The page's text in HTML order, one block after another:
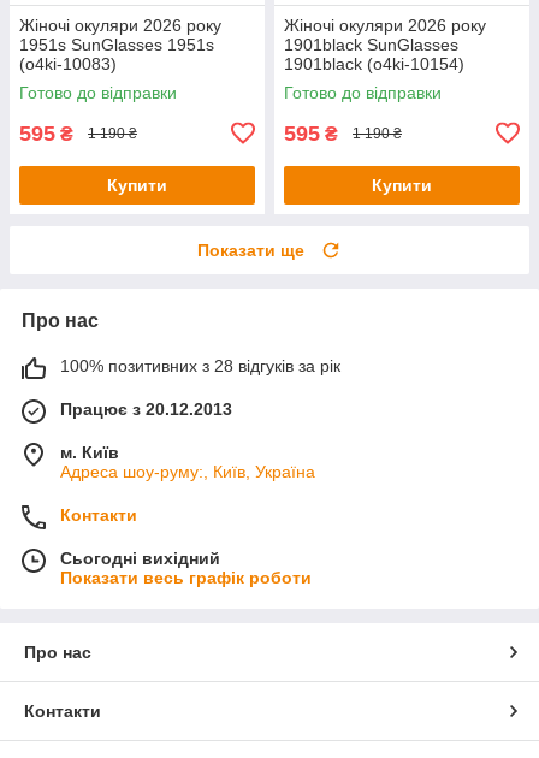
Жіночі окуляри 2026 року
1951s SunGlasses 1951s
(o4ki-10083)
Готово до відправки
595 ₴ 1 190 ₴
Купити
Жіночі окуляри 2026 року
1901black SunGlasses
1901black (o4ki-10154)
Готово до відправки
595 ₴ 1 190 ₴
Купити
Показати ще
Про нас
100% позитивних з 28 відгуків за рік
Працює з 20.12.2013
м. Київ
Адреса шоу-руму:, Київ, Україна
Контакти
Сьогодні вихідний
Показати весь графік роботи
Про нас
Контакти